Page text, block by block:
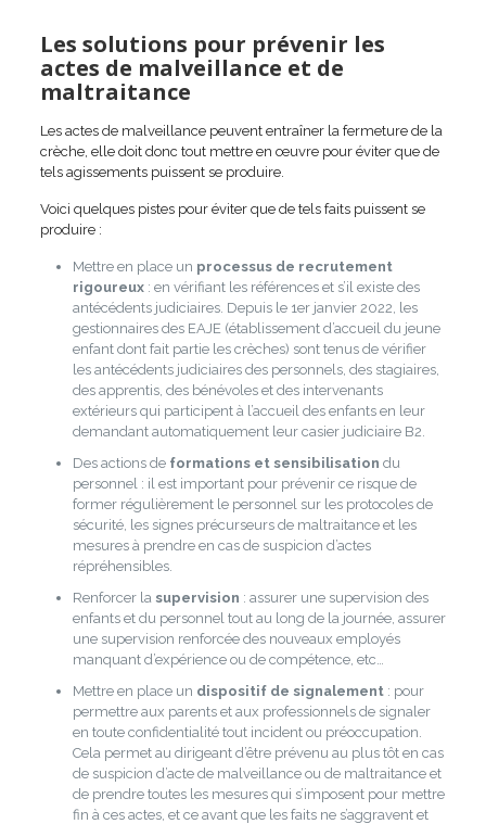
Les solutions pour prévenir les
actes de malveillance et de
maltraitance
Les actes de malveillance peuvent entraîner la fermeture de la
crèche, elle doit donc tout mettre en œuvre pour éviter que de
tels agissements puissent se produire.
Voici quelques pistes pour éviter que de tels faits puissent se
produire :
Mettre en place un processus de recrutement
rigoureux: en vérifiant les références et s’il existe des
antécédents judiciaires. Depuis le 1er janvier 2022, les
gestionnaires des EAJE (établissement d’accueil du jeune
enfant dont fait partie les crèches) sont tenus de vérifier
les antécédents judiciaires des personnels, des stagiaires,
des apprentis, des bénévoles et des intervenants
extérieurs qui participent à l’accueil des enfants en leur
demandant automatiquement leur casier judiciaire B2.
Des actions de formations et sensibilisation du
personnel : il est important pour prévenir ce risque de
former régulièrement le personnel sur les protocoles de
sécurité, les signes précurseurs de maltraitance et les
mesures à prendre en cas de suspicion d’actes
répréhensibles.
Renforcer la supervision : assurer une supervision des
enfants et du personnel tout au long de la journée, assurer
une supervision renforcée des nouveaux employés
manquant d’expérience ou de compétence, etc…
Mettre en place un dispositif de signalement : pour
permettre aux parents et aux professionnels de signaler
en toute confidentialité tout incident ou préoccupation.
Cela permet au dirigeant d’être prévenu au plus tôt en cas
de suspicion d’acte de malveillance ou de maltraitance et
de prendre toutes les mesures qui s’imposent pour mettre
fin à ces actes, et ce avant que les faits ne s’aggravent et